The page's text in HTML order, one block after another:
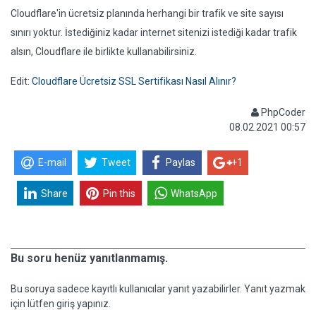
Cloudflare'in ücretsiz planında herhangi bir trafik ve site sayısı
sınırı yoktur. İstediğiniz kadar internet sitenizi istediği kadar trafik
alsın, Cloudflare ile birlikte kullanabilirsiniz.
Edit: Cloudflare Ücretsiz SSL Sertifikası Nasıl Alınır?
PhpCoder
08.02.2021 00:57
E-mail Tweet Paylas +1
Share Pin this WhatsApp
Bu soru henüz yanıtlanmamış.
Bu soruya sadece kayıtlı kullanıcılar yanıt yazabilirler. Yanıt yazmak
için lütfen giriş yapınız.